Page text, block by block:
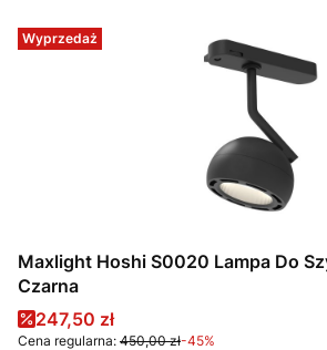
Wyprzedaż
Maxlight Hoshi S0020 Lampa Do
Czarna
Cena promocyjna
247,50 zł
Cena regularna: 450,00 zł-45%